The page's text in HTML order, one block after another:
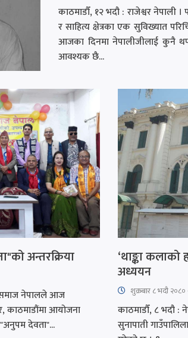
काठमाडौँ, १२ भदौ : राजेश्वर नेपाली ।
र साहित्य क्षेत्रका एक सुविख्यात
आजका दिनमा नेपालीजीलाई कुनै
आवश्यक छै...
अन्तरक्रिया
समाज नेपालले आज
काठमाडौंमा आयोजना
देवता"...
‘थाङ्का कलाको
अध्ययन
शुक्रबार​ ८ भदौ
काठमाडौँ, ८ भदौ :
सुनापाती